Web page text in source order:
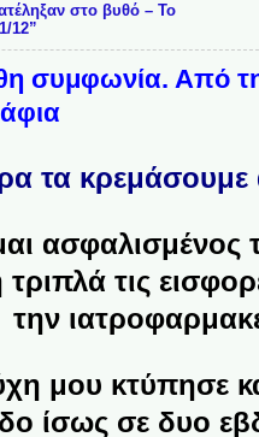
στο βυθό – Το
12”
συμφωνία. Από
τα κρεμάσουμε
τις
την
μου κτύπησε
ίσως σε δυο